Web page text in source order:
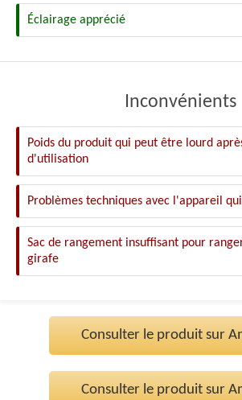
Éclairage apprécié
Inconvénients
Poids du produit qui peut être lourd
d'utilisation
Problèmes techniques avec l'appareil
Sac de rangement insuffisant pour
girafe
Consulter le produit sur
Consulter le produit sur